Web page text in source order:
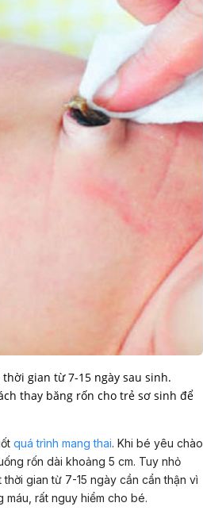
gian từ 7-15 ngày sau sinh.
thay băng rốn cho trẻ sơ sinh để
quá trình mang thai. Khi bé yêu chào
rốn dài khoảng 5 cm. Tuy nhỏ
gian từ 7-15 ngày cần cẩn thận vì
rất nguy hiểm cho bé.